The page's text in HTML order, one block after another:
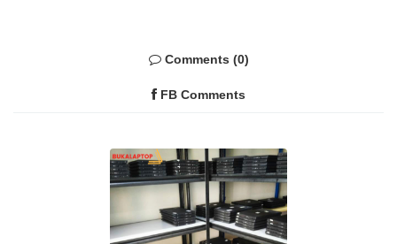
Comments (0)
FB Comments